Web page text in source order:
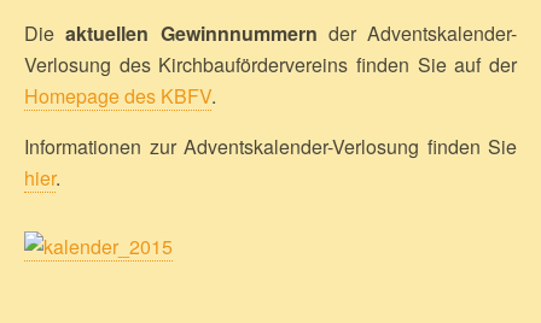
Dieaktuellen Gewinnnummern der Adventskalender-
Verlosung des Kirchbaufördervereins finden Sie auf der
Homepage des KBFV.
Informationen zur Adventskalender-Verlosung finden Sie
hier.